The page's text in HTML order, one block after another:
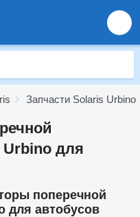
Запчасти Solaris Urbino
Urbino для
поперечной
для автобусов